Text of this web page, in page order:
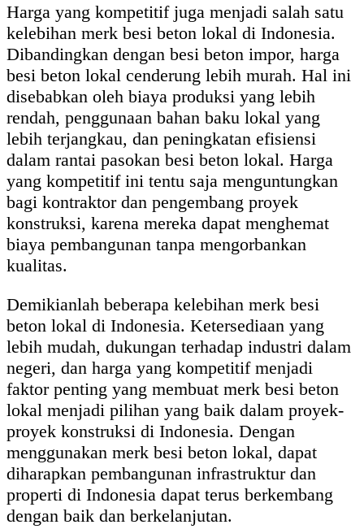
Harga yang kompetitif juga menjadi salah satu
kelebihan merk besi beton lokal di Indonesia.
Dibandingkan dengan besi beton impor, harga
besi beton lokal cenderung lebih murah. Hal ini
disebabkan oleh biaya produksi yang lebih
rendah, penggunaan bahan baku lokal yang
lebih terjangkau, dan peningkatan efisiensi
dalam rantai pasokan besi beton lokal. Harga
yang kompetitif ini tentu saja menguntungkan
bagi kontraktor dan pengembang proyek
konstruksi, karena mereka dapat menghemat
biaya pembangunan tanpa mengorbankan
kualitas.
Demikianlah beberapa kelebihan merk besi
beton lokal di Indonesia. Ketersediaan yang
lebih mudah, dukungan terhadap industri dalam
negeri, dan harga yang kompetitif menjadi
faktor penting yang membuat merk besi beton
lokal menjadi pilihan yang baik dalam proyek-
proyek konstruksi di Indonesia. Dengan
menggunakan merk besi beton lokal, dapat
diharapkan pembangunan infrastruktur dan
properti di Indonesia dapat terus berkembang
dengan baik dan berkelanjutan.